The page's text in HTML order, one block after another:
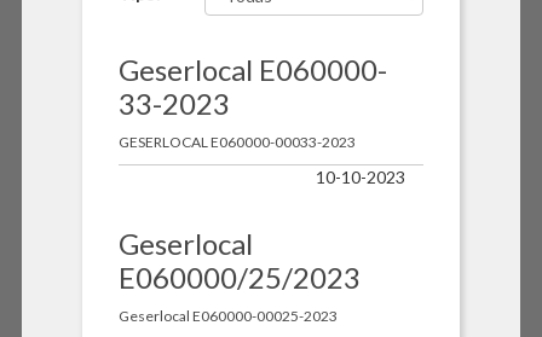
Geserlocal E060000-
33-2023
GESERLOCAL E060000-00033-2023
10-10-2023
Geserlocal
E060000/25/2023
Geserlocal E060000-00025-2023